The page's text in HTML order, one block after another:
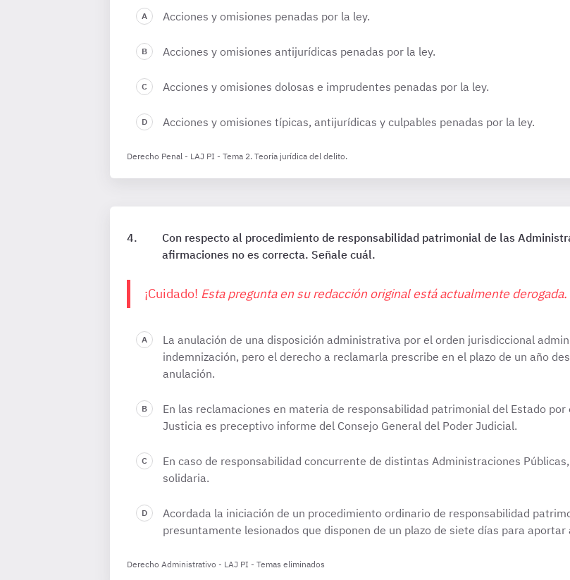
Acciones y omisiones penadas por la ley.
Acciones y omisiones antijurídicas penadas por la ley.
Acciones y omisiones dolosas e imprudentes penadas por la ley.
Acciones y omisiones típicas, antijurídicas y culpables penadas por la ley.
Derecho Penal - LAJ PI - Tema 2. Teoría jurídica del delito.
Con respecto al procedimiento de responsabilidad patrimonial de las
afirmaciones no es correcta. Señale cuál.
¡Cuidado! Esta pregunta en su redacción original está actualmente derogada.
La anulación de una disposición administrativa por el orden jurisdiccional
indemnización, pero el derecho a reclamarla prescribe en el plazo de un año
anulación.
En las reclamaciones en materia de responsabilidad patrimonial del Estado
Justicia es preceptivo informe del Consejo General del Poder Judicial.
En caso de responsabilidad concurrente de distintas Administraciones
solidaria.
Acordada la iniciación de un procedimiento ordinario de responsabilidad
presuntamente lesionados que disponen de un plazo de siete días para
Derecho Administrativo - LAJ PI - Temas eliminados